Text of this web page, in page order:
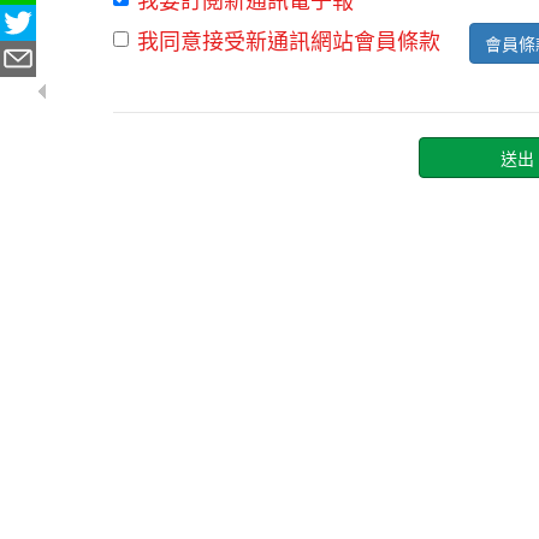
我同意接受新通訊網站會員條款
會員